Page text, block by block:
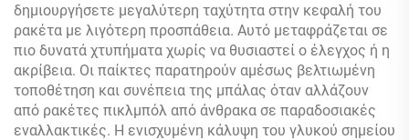
δημιουργήσετε μεγαλύτερη ταχύτητα στην κεφαλή του
ρακέτα με λιγότερη προσπάθεια. Αυτό μεταφράζεται σε
πιο δυνατά χτυπήματα χωρίς να θυσιαστεί ο έλεγχος ή η
ακρίβεια. Οι παίκτες παρατηρούν αμέσως βελτιωμένη
τοποθέτηση και συνέπεια της μπάλας όταν αλλάζουν
από ρακέτες πικλμπόλ από άνθρακα σε παραδοσιακές
εναλλακτικές. Η ενισχυμένη κάλυψη του γλυκού σημείου